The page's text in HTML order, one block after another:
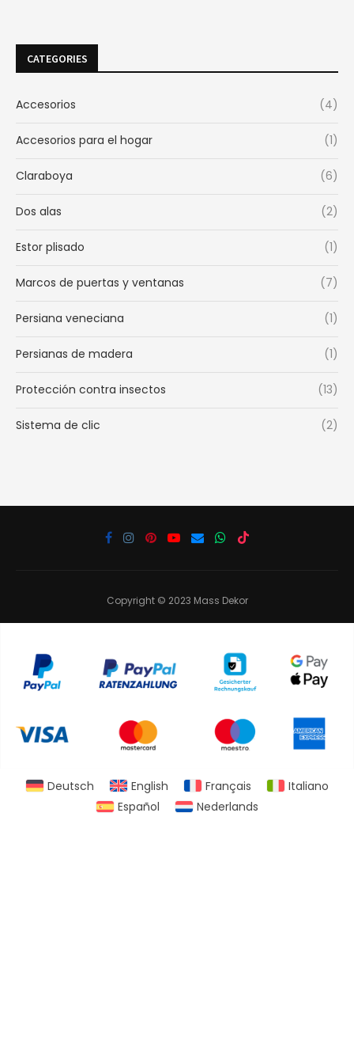
CATEGORIES
Accesorios (4)
Accesorios para el hogar (1)
Claraboya (6)
Dos alas (2)
Estor plisado (1)
Marcos de puertas y ventanas (7)
Persiana veneciana (1)
Persianas de madera (1)
Protección contra insectos (13)
Sistema de clic (2)
Copyright © 2023 Mass Dekor
Deutsch English Français
Italiano
Español
Nederlands